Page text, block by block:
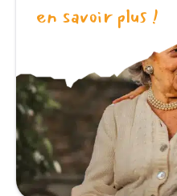
en savoir plus !